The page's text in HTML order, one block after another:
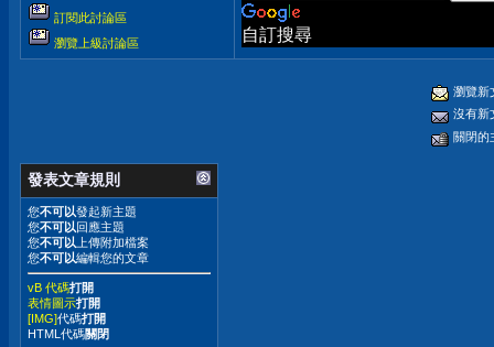
訂閱此討論區
瀏覽上級討論區
自訂搜尋
瀏覽新
沒有新
關閉的
發表文章規則
您不可以發起新主題
您不可以回應主題
您不可以 上傳附加檔案
您不可以編輯您的文章
vB 代碼打開
表情圖示打開
[IMG]代碼打開
HTML代碼關閉